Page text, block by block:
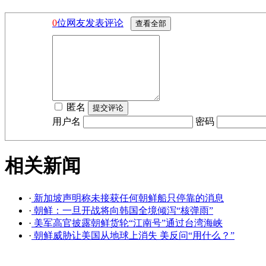
0位网友发表评论
匿名
用户名
密码
相关新闻
· 新加坡声明称未接获任何朝鲜船只停靠的消息
· 朝鲜：一旦开战将向韩国全境倾泻“核弹雨”
· 美军高官披露朝鲜货轮“江南号”通过台湾海峡
· 朝鲜威胁让美国从地球上消失 美反问“用什么？”